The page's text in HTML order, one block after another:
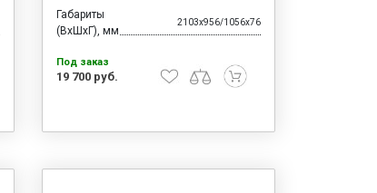
Габариты
(ВхШхГ), мм
2103x956/1056x76
Под заказ
19 700 руб.